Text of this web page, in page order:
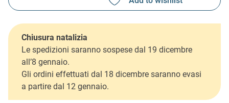
Chiusura natalizia
Le spedizioni saranno sospese dal 19 dicembre
all’8 gennaio.
Gli ordini effettuati dal 18 dicembre saranno evasi
a partire dal 12 gennaio.